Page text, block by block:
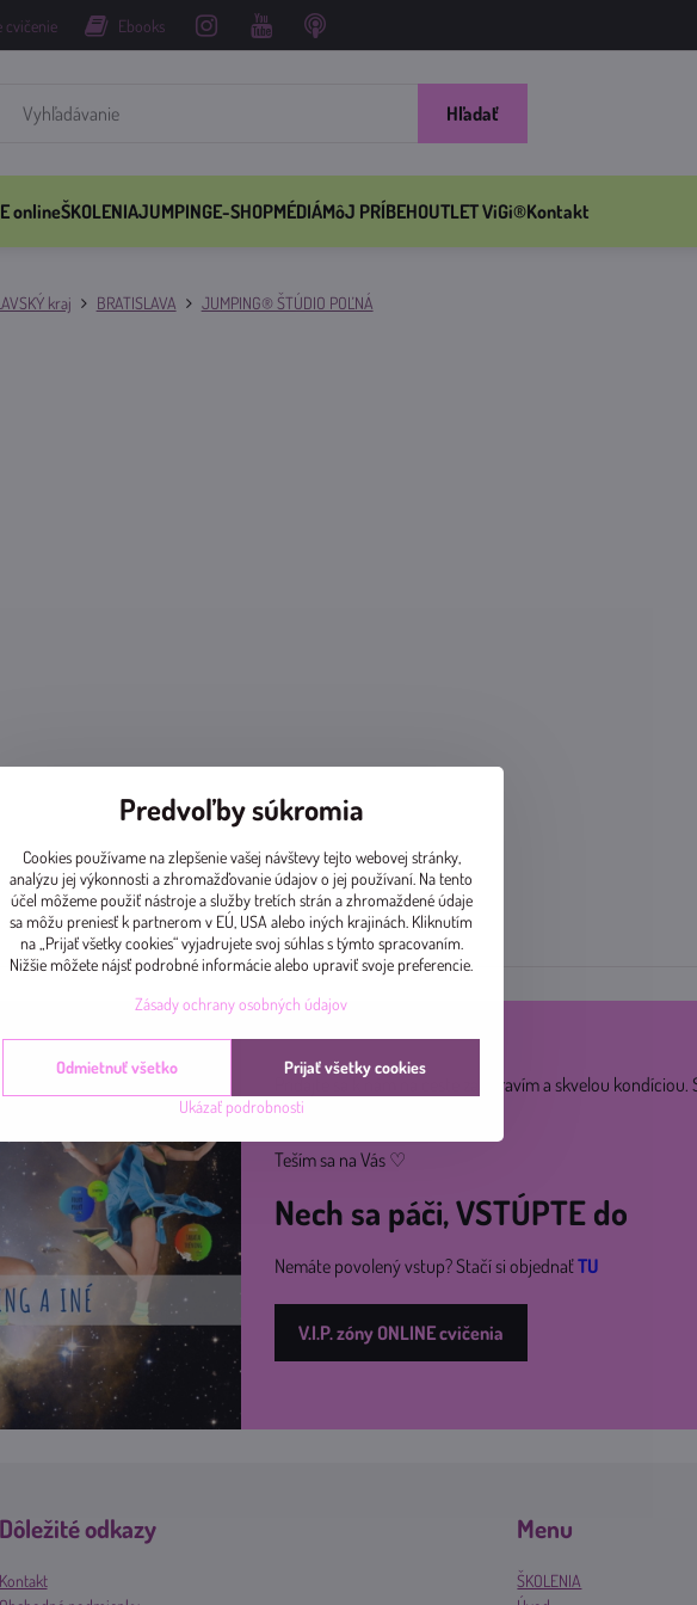
cvičenie Ebooks
Hľadať
onlineŠKOLENIAJUMPINGE-SHOPMÉDIÁMôJ PRÍBEHOUTLET ViGi®Kontakt
kraj BRATISLAVA JUMPING® ŠTÚDIO POĽNÁ
Pridajte sa k nám na ceste za zdravím a skvelou
online.
Teším sa na Vás ♡
Nech sa páči, VSTÚPTE do
Nemáte povolený vstup? Stačí si objednaťTU
V.I.P. zóny ONLINE cvičenia
Dôležité odkazy
Kontakt
Menu
ŠKOLENIA
Predvoľby súkromia
Cookies používame na zlepšenie vašej návštevy tejto webovej stránky,
analýzu jej výkonnosti a zhromažďovanie údajov o jej používaní. Na tento
účel môžeme použiť nástroje a služby tretích strán a zhromaždené údaje
sa môžu preniesť k partnerom v EÚ, USA alebo iných krajinách. Kliknutím
na „Prijať všetky cookies“ vyjadrujete svoj súhlas s týmto spracovaním.
Nižšie môžete nájsť podrobné informácie alebo upraviť svoje preferencie.
Zásady ochrany osobných údajov
Ukázať podrobnosti
Prijať všetky cookies
Odmietnuť všetko